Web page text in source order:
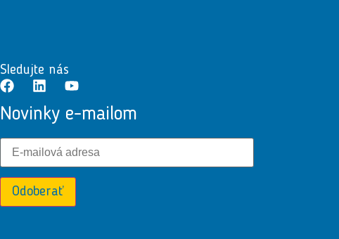
Sledujte nás
Novinky e-mailom
Odoberať